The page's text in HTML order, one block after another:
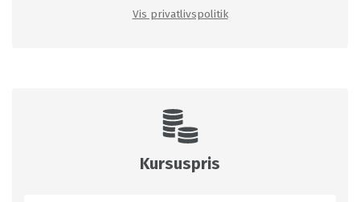
Vis privatlivspolitik
Kursuspris